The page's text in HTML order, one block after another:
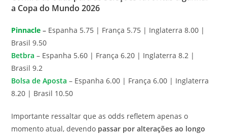
a Copa do Mundo 2026
Pinnacle – Espanha 5.75 | França 5.75 | Inglaterra 8.00 |
Brasil 9.50
Betbra – Espanha 5.60 | França 6.20 | Inglaterra 8.2 |
Brasil 9.2
Bolsa de Aposta – Espanha 6.00 | França 6.00 | Inglaterra
8.20 | Brasil 10.50
Importante ressaltar que as odds refletem apenas o
momento atual, devendo passar por alterações ao longo